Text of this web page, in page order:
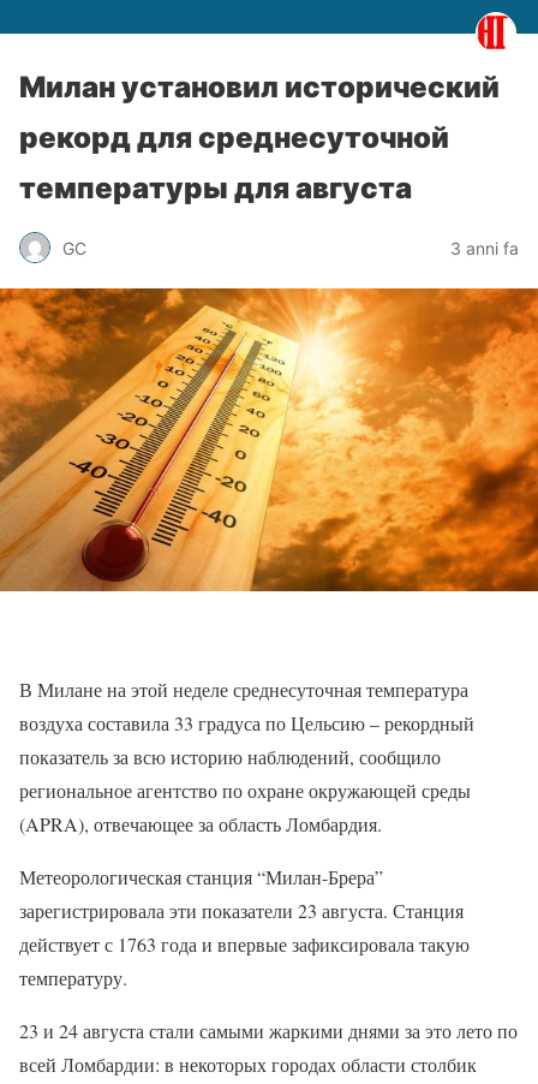
Милан установил исторический
рекорд для среднесуточной
температуры для августа
GC 3 anni fa
В Милане на этой неделе среднесуточная температура
воздуха составила 33 градуса по Цельсию – рекордный
показатель за всю историю наблюдений, сообщило
региональное агентство по охране окружающей среды
(APRA), отвечающее за область Ломбардия.
Метеорологическая станция “Милан-Брера”
зарегистрировала эти показатели 23 августа. Станция
действует с 1763 года и впервые зафиксировала такую
температуру.
23 и 24 августа стали самыми жаркими днями за это лето по
всей Ломбардии: в некоторых городах области столбик